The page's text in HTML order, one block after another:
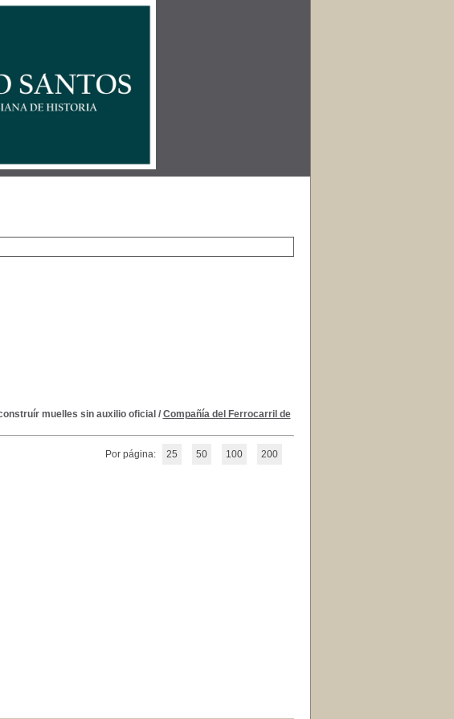
muelles sin auxilio oficial / Compañía del Ferrocarril de
Por página: 25 50 100 200